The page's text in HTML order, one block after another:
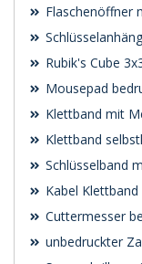
Flaschenöffner
Rubik's Cube
Mousepad
Klettband mit
Klettband
Schlüsselband
Kabel
Cuttermesser
unbedruckter